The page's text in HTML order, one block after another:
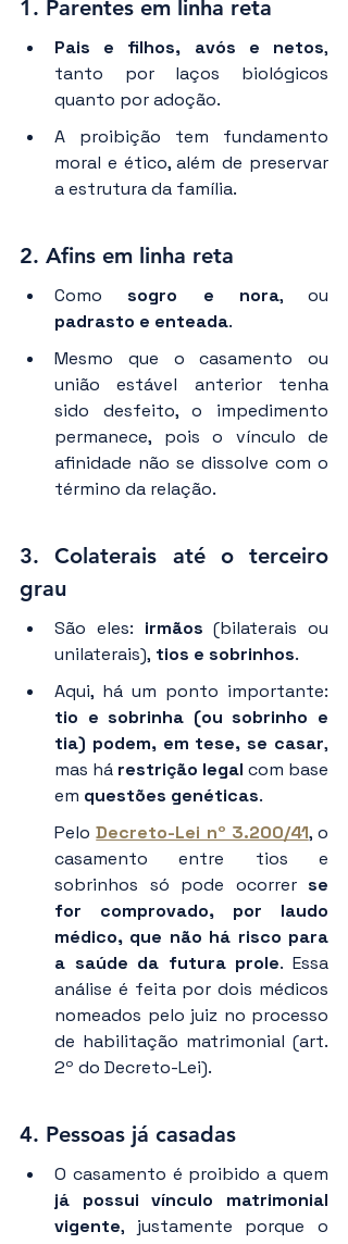
1. Parentes em linha reta
Pais e filhos, avós e netos,
tanto por laços biológicos
quanto por adoção.
A proibição tem fundamento
moral e ético, além de preservar
a estrutura da família.
2. Afins em linha reta
Como sogro e nora
padrasto e enteada.
Mesmo que o casamento ou
união estável anterior tenha
sido desfeito, o impedimento
permanece, pois o vínculo de
afinidade não se dissolve com o
término da relação.
3. Colaterais até o terceiro
grau
São eles: irmãos (bilaterais ou
unilaterais), tios e sobrinhos.
tio e sobrinha (ou sobrinho e
tia) podem, em tese, se casar,
mas há restrição legal com base
em questões genéticas.
Pelo Decreto-Lei nº 3.200/41, o
casamento entre tios e
sobrinhos só pode ocorrer se
for comprovado, por laudo
médico, que não há risco para
a saúde da futura prole. Essa
análise é feita por dois médicos
nomeados pelo juiz no processo
de habilitação matrimonial (art.
2º do Decreto-Lei).
4. Pessoas já casadas
já possui vínculo matrimonial
vigente, justamente porque o